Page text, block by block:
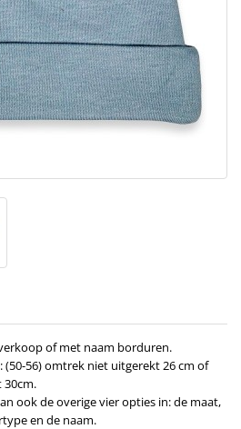
of met naam borduren.
(50-56) omtrek niet uitgerekt 26 cm of
30cm.
ook de overige vier opties in: de maat,
en de naam.